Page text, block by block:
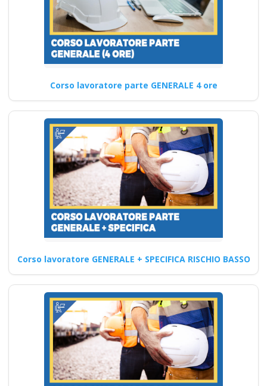
macchinari corso formatore…
Continua
Normativa sulla
sicurezza sul lavoro:
nuovi corsi di
formazione per
rispettare gli
obblighi legali e
garantire un
ambiente di lavoro
sicuro Nuovo
regioni 2025 realtà
virtuale app
videoconferenza fad
aula virtuale rischi
specifici formatori
docenti rspp rls rlst
preposto datore
rischi specifici basso
Corso lavoratore parte GENERALE 4 ore
Corso lavoratore GENERALE + SPECIFICA RISCHIO BASSO